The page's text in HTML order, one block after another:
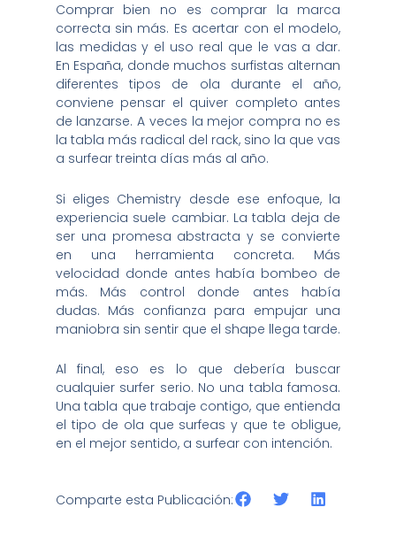
Comprar bien no es comprar la marca
correcta sin más. Es acertar con el modelo,
las medidas y el uso real que le vas a dar.
En España, donde muchos surfistas alternan
diferentes tipos de ola durante el año,
conviene pensar el quiver completo antes
de lanzarse. A veces la mejor compra no es
la tabla más radical del rack, sino la que vas
a surfear treinta días más al año.
Si eliges Chemistry desde ese enfoque, la
experiencia suele cambiar. La tabla deja de
ser una promesa abstracta y se convierte
en una herramienta concreta. Más
velocidad donde antes había bombeo de
más. Más control donde antes había
dudas. Más confianza para empujar una
maniobra sin sentir que el shape llega tarde.
Al final, eso es lo que debería buscar
cualquier surfer serio. No una tabla famosa.
Una tabla que trabaje contigo, que entienda
el tipo de ola que surfeas y que te obligue,
en el mejor sentido, a surfear con intención.
Comparte esta Publicación: